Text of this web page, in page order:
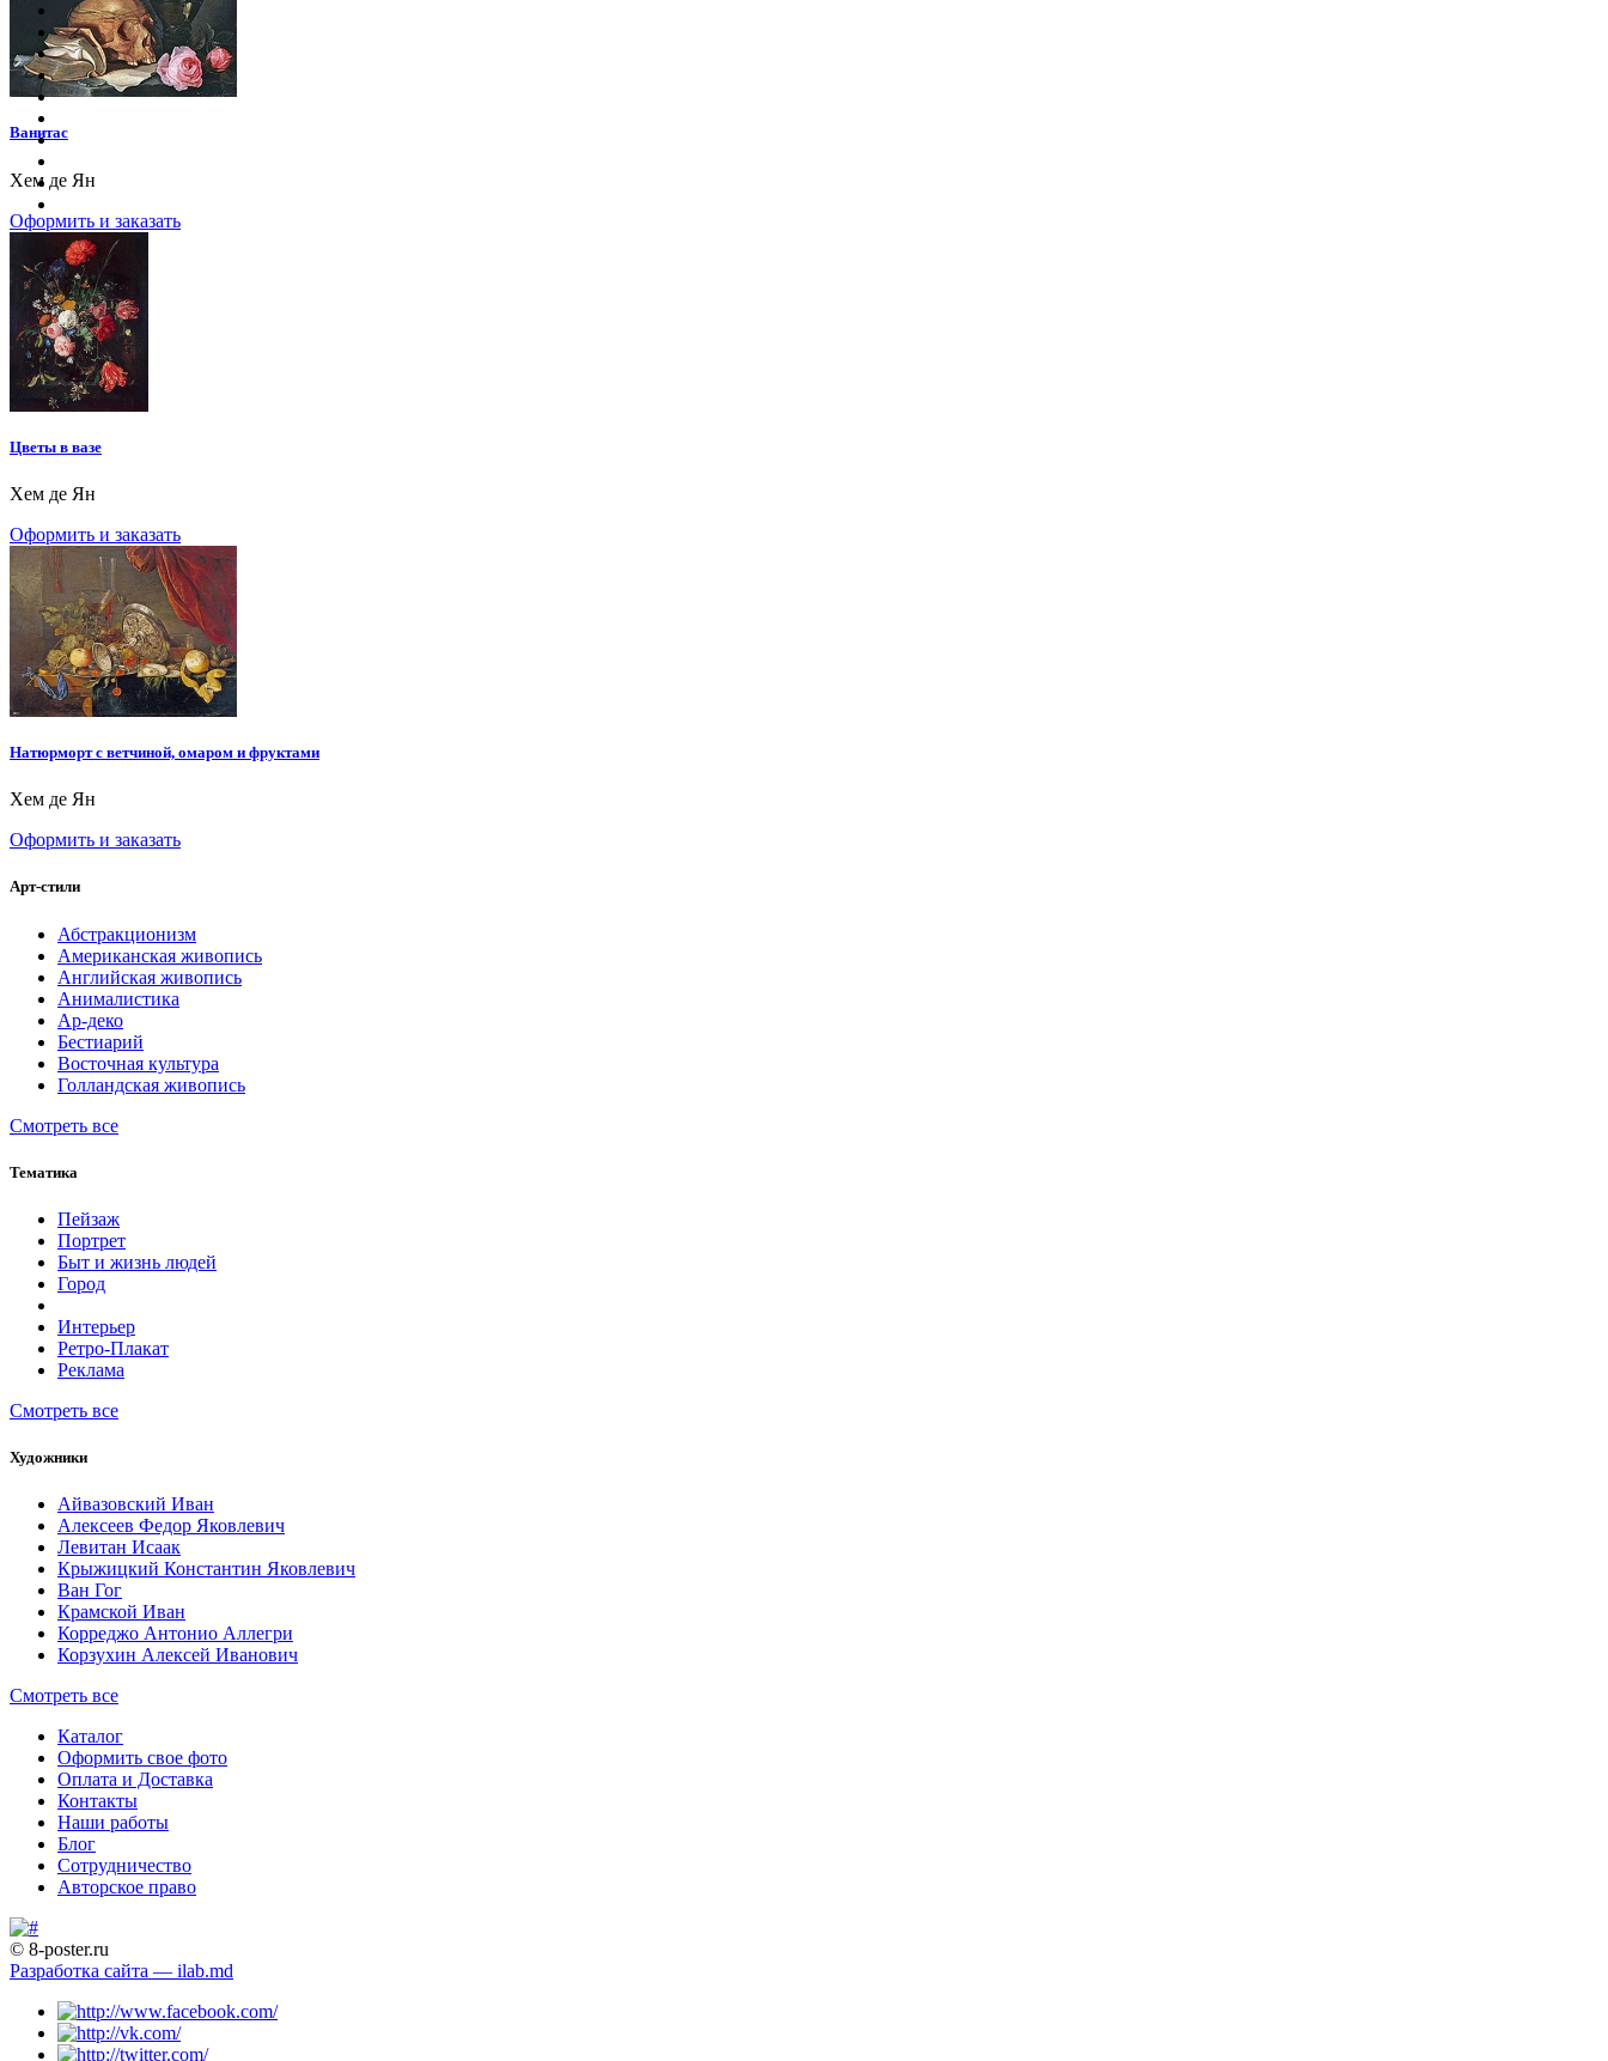
Ванитас
Хем де Ян
Оформить и заказать
Цветы в вазе
Хем де Ян
Оформить и заказать
Натюрморт с ветчиной, омаром и фруктами
Хем де Ян
Оформить и заказать
Арт-стили
Абстракционизм
Американская живопись
Английская живопись
Анималистика
Ар-деко
Бестиарий
Восточная культура
Голландская живопись
Смотреть все
Тематика
Пейзаж
Портрет
Быт и жизнь людей
Город
Интерьер
Ретро-Плакат
Реклама
Смотреть все
Художники
Айвазовский Иван
Алексеев Федор Яковлевич
Левитан Исаак
Крыжицкий Константин Яковлевич
Ван Гог
Крамской Иван
Корреджо Антонио Аллегри
Корзухин Алексей Иванович
Смотреть все
Каталог
Оформить свое фото
Оплата и Доставка
Контакты
Наши работы
Блог
Сотрудничество
Авторское право
© 8-poster.ru
Разработка сайта — ilab.md